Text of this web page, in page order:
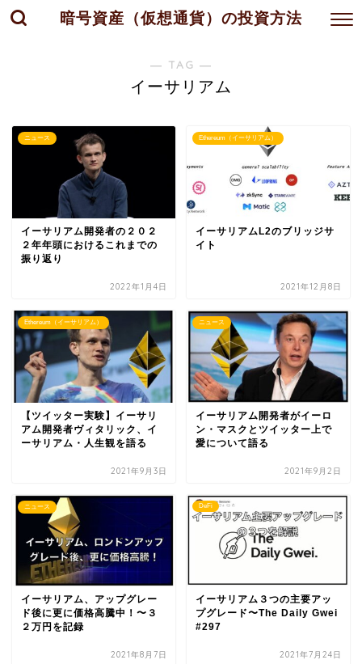
暗号資産（仮想通貨）の投資方法
― TAG ―
イーサリアム
ニュース
イーサリアム開発者の２０２
２年年頭におけるこれまでの
振り返り
2022年1月4日
Ethereum（イーサリアム）
イーサリアムL2のブリッジサ
イト
2021年12月8日
Ethereum（イーサリアム）
【ツイッター実験】イーサリ
アム開発者ヴィタリック、イ
ーサリアム・人生観を語る
2021年9月3日
ニュース
イーサリアム開発者がイーロ
ン・マスクとツイッター上で
愛について語る
2021年9月2日
ニュース
イーサリアム、アップグレー
ド後に更に価格高騰中！〜３
２万円を記録
2021年8月7日
DeFi
イーサリアム３つの主要アッ
プグレード〜The Daily Gwei
#297
2021年7月24日